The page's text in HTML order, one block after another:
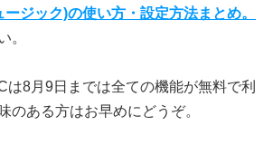
ジック)の使い方・設定方法まとめ。
。
は8月9日までは全ての機能が無料で利
のある方はお早めにどうぞ。